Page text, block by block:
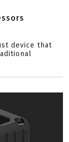
device that